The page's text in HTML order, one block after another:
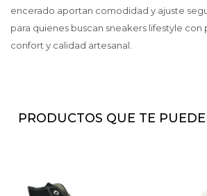
encerado aportan comodidad y ajuste
para quienes buscan sneakers lifestyle con
confort y calidad artesanal.
PRODUCTOS QUE TE